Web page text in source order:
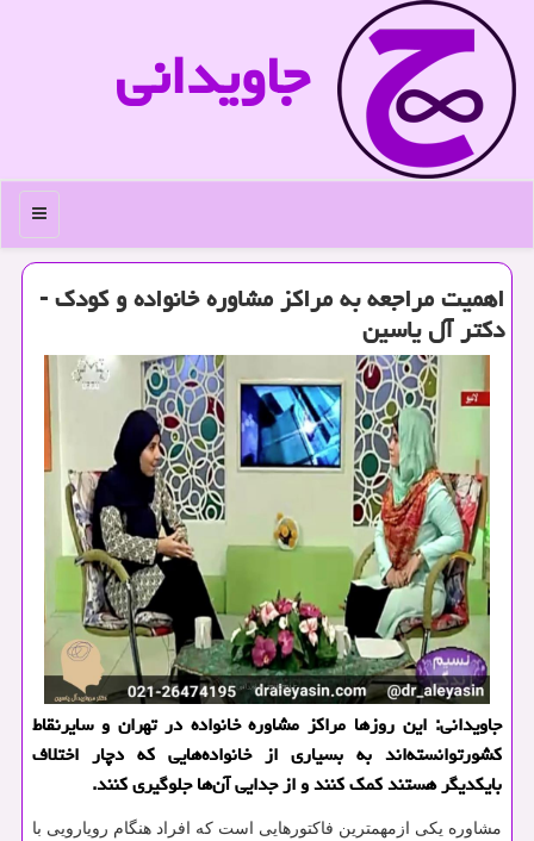
جاویدانی
منو
اهمیت مراجعه به مراكز مشاوره خانواده و كودك -
دكتر آل یاسین
جاویدانی: این روزها مراكز مشاوره خانواده در تهران و سایرنقاط
كشورتوانسته‌اند به بسیاری از خانواده‌هایی كه دچار اختلاف
بایكدیگر هستند كمك كنند و از جدایی آ‌ن‌‌ها جلوگیری كنند.
مشاوره یکی ازمهمترین فاکتورهایی است که افراد هنگام رویارویی با